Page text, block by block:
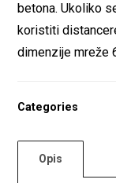
betona. Ukoliko
koristiti
dimenzije mreže
Categories
Opis